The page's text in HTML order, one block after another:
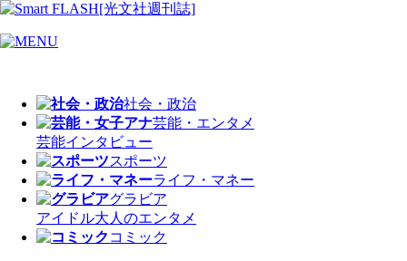
社会・政治
芸能・エンタメ
芸能インタビュー
スポーツ
ライフ・マネー
グラビア
アイドル大人のエンタメ
コミック